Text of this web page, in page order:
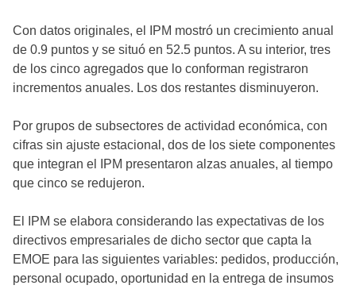
Con datos originales, el IPM mostró un crecimiento anual
de 0.9 puntos y se situó en 52.5 puntos. A su interior, tres
de los cinco agregados que lo conforman registraron
incrementos anuales. Los dos restantes disminuyeron.
Por grupos de subsectores de actividad económica, con
cifras sin ajuste estacional, dos de los siete componentes
que integran el IPM presentaron alzas anuales, al tiempo
que cinco se redujeron.
El IPM se elabora considerando las expectativas de los
directivos empresariales de dicho sector que capta la
EMOE para las siguientes variables: pedidos, producción,
personal ocupado, oportunidad en la entrega de insumos